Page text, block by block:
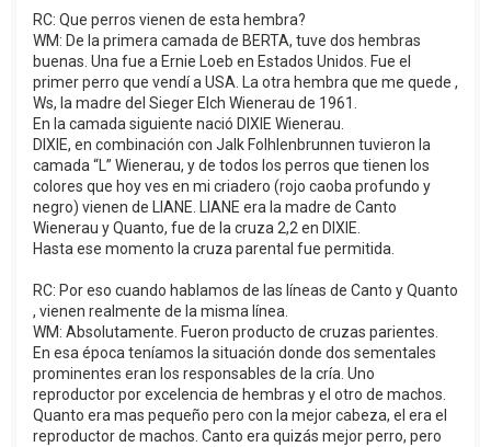
RC: Que perros vienen de esta hembra?
WM: De la primera camada de BERTA, tuve dos hembras
buenas. Una fue a Ernie Loeb en Estados Unidos. Fue el
primer perro que vendí a USA. La otra hembra que me quede ,
Ws, la madre del Sieger Elch Wienerau de 1961.
En la camada siguiente nació DIXIE Wienerau.
DIXIE, en combinación con Jalk Folhlenbrunnen tuvieron la
camada “L” Wienerau, y de todos los perros que tienen los
colores que hoy ves en mi criadero (rojo caoba profundo y
negro) vienen de LIANE. LIANE era la madre de Canto
Wienerau y Quanto, fue de la cruza 2,2 en DIXIE.
Hasta ese momento la cruza parental fue permitida.
RC: Por eso cuando hablamos de las líneas de Canto y Quanto
, vienen realmente de la misma línea.
WM: Absolutamente. Fueron producto de cruzas parientes.
En esa época teníamos la situación donde dos sementales
prominentes eran los responsables de la cría. Uno
reproductor por excelencia de hembras y el otro de machos.
Quanto era mas pequeño pero con la mejor cabeza, el era el
reproductor de machos. Canto era quizás mejor perro, pero